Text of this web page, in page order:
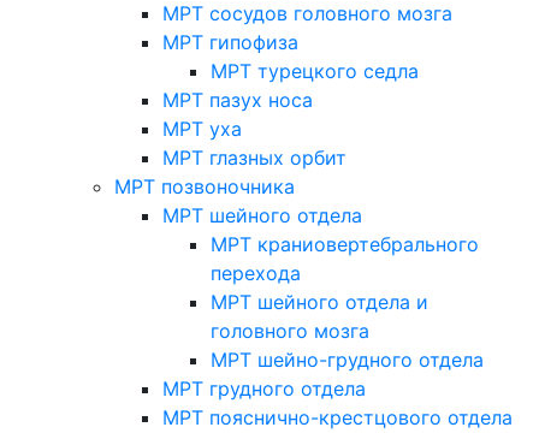
МРТ сосудов головного мозга
МРТ гипофиза
МРТ турецкого седла
МРТ пазух носа
МРТ уха
МРТ глазных орбит
МРТ позвоночника
МРТ шейного отдела
МРТ краниовертебрального
перехода
МРТ шейного отдела и
головного мозга
МРТ шейно-грудного отдела
МРТ грудного отдела
МРТ пояснично-крестцового отдела